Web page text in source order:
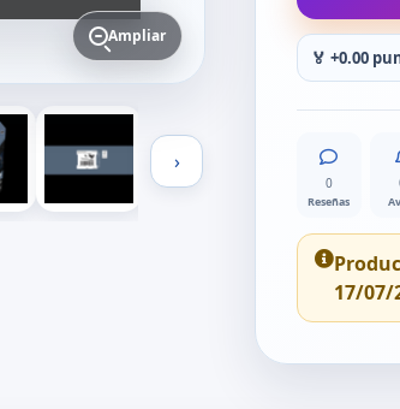
Ampliar
›
🏅 +0.00
0
Reseñas
17/07/